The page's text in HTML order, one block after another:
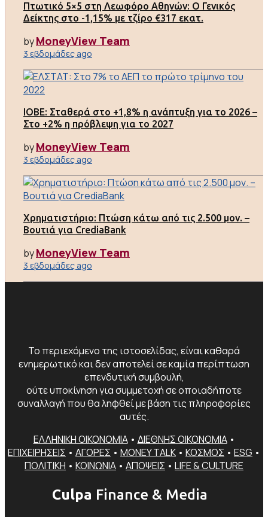
Πτωτικό 5×5 στη Λεωφόρο Αθηνών: Ο Γενικός
Δείκτης στο -1,15% με τζίρο €317 εκατ.
byMoneyView Team
3 εβδομάδες ago
ΙΟΒΕ: Σταθερά στο +1,8% η ανάπτυξη για το 2026 –
Στο +2% η πρόβλεψη για το 2027
byMoneyView Team
3 εβδομάδες ago
Χρηματιστήριο: Πτώση κάτω από τις 2.500 μον. –
Βουτιά για CrediaBank
byMoneyView Team
3 εβδομάδες ago
Το περιεχόμενο της ιστοσελίδας, είναι καθαρά
ενημερωτικό και δεν αποτελεί σε καμία περίπτωση
επενδυτική συμβουλή,
ούτε υποκίνηση για συμμετοχή σε οποιαδήποτε
συναλλαγή που θα ληφθεί με βάση τις πληροφορίες
αυτές.
ΕΛΛΗΝΙΚΗ ΟΙΚΟΝΟΜΙΑ• ΔΙΕΘΝΗΣ ΟΙΚΟΝΟΜΙΑ•
ΕΠΙΧΕΙΡΗΣΕΙΣ • ΑΓΟΡΕΣ • MONEY TALK • ΚΟΣΜΟΣ • ESG •
ΠΟΛΙΤΙΚΗ • ΚΟΙΝΩΝΙΑ • ΑΠΟΨΕΙΣ • LIFE & CULTURE
Culpa Finance & Media